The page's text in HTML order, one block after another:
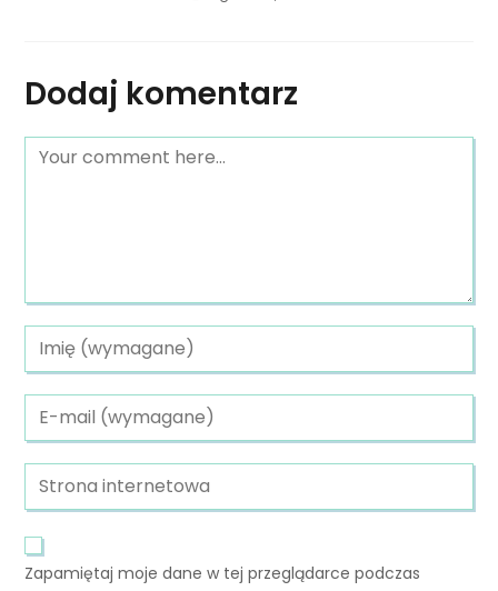
Dodaj komentarz
Zapamiętaj moje dane w tej przeglądarce podczas